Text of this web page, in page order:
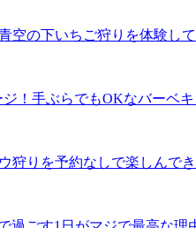
空の下いちご狩りを体験し
ジ！手ぶらでもOKなバーベ
狩りを予約なしで楽しんで